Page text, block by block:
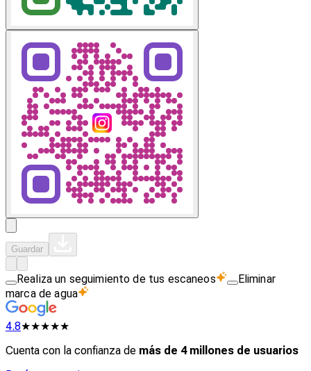
Guardar
Realiza un seguimiento de tus escaneos
Eliminar
marca de agua
4.8★★★★★
Cuenta con la confianza de más de 4 millones de usuarios